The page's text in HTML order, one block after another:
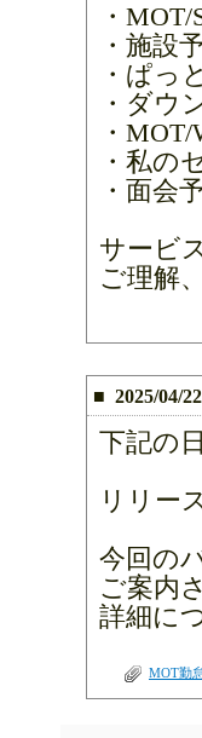
・MOT/
・施設
・ぱっ
・ダウ
・
・私の
・面会
サービ
ご理解
■ 2025/04/
下記の
リリー
今回の
ご案内
詳細に
MOT勤